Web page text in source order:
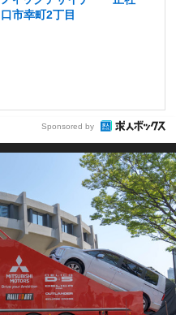
市幸町2丁目
Sponsored by